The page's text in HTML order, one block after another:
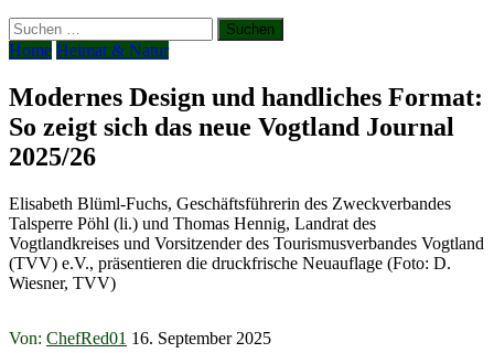
Suchen
nach:
Home Heimat & Natur
Modernes Design und handliches Format:
So zeigt sich das neue Vogtland Journal
2025/26
Elisabeth Blüml-Fuchs, Geschäftsführerin des Zweckverbandes
Talsperre Pöhl (li.) und Thomas Hennig, Landrat des
Vogtlandkreises und Vorsitzender des Tourismusverbandes Vogtland
(TVV) e.V., präsentieren die druckfrische Neuauflage (Foto: D.
Wiesner, TVV)
Von: ChefRed01 16. September 2025